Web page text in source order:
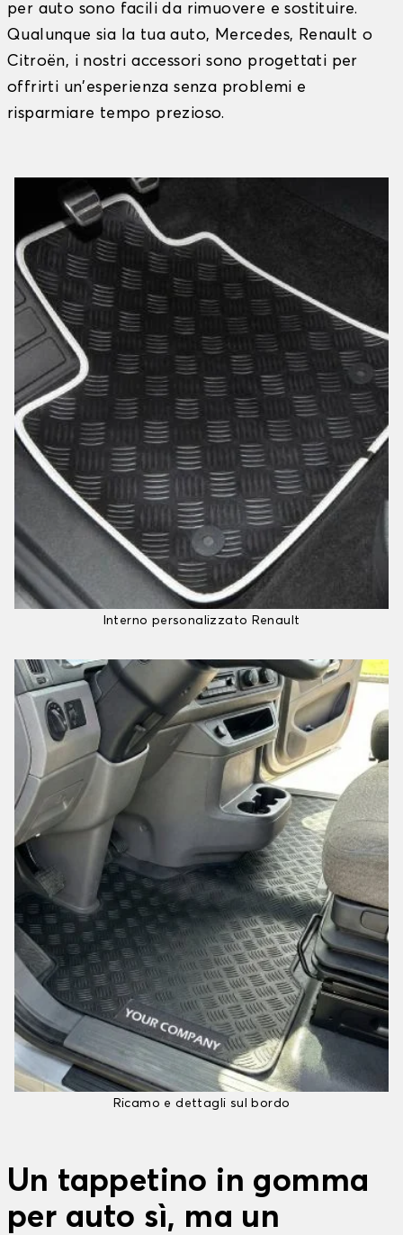
per auto sono facili da rimuovere e sostituire.
Qualunque sia la tua auto, Mercedes, Renault o
Citroën, i nostri accessori sono progettati per
offrirti un'esperienza senza problemi e
risparmiare tempo prezioso.
Interno personalizzato Renault
Ricamo e dettagli sul bordo
Un tappetino in gomma
per auto sì, ma un